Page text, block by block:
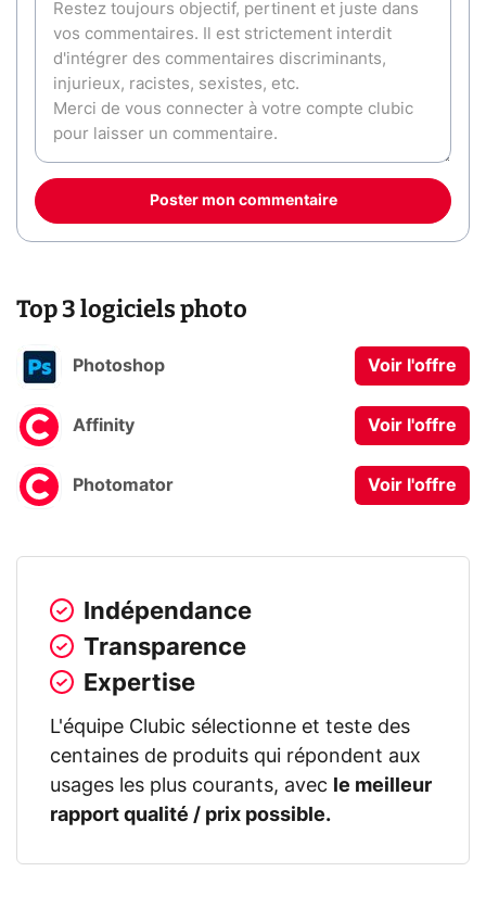
Poster mon commentaire
Top 3 logiciels photo
Photoshop Voir l'offre
Affinity Voir l'offre
Photomator Voir l'offre
Indépendance
Transparence
Expertise
L'équipe Clubic sélectionne et teste des
centaines de produits qui répondent aux
usages les plus courants, avec
le meilleur
rapport qualité / prix possible.